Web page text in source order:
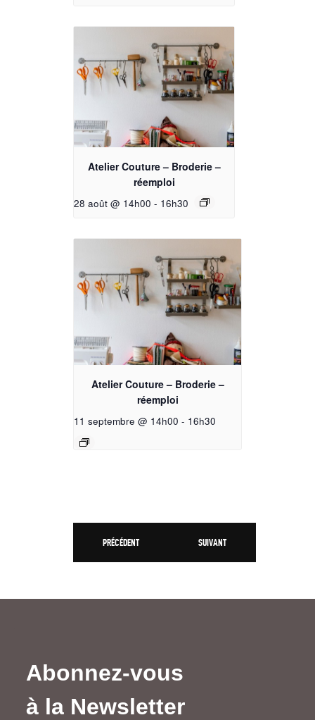
Atelier Couture – Broderie –
réemploi
28 août @ 14h00 - 16h30
Atelier Couture – Broderie –
réemploi
11 septembre @ 14h00 - 16h30
PRÉCÉDENT SUIVANT